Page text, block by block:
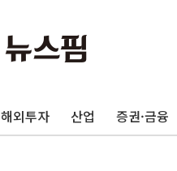
해외투자 산업 증권·금융
추미애, '위안부' 피해자
인천 선재도 갯벌서 해루